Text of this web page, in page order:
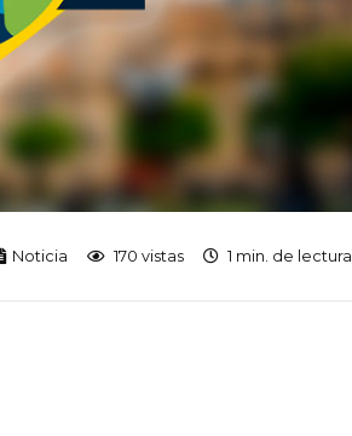
Noticia 170 vistas 1 min. de lectura